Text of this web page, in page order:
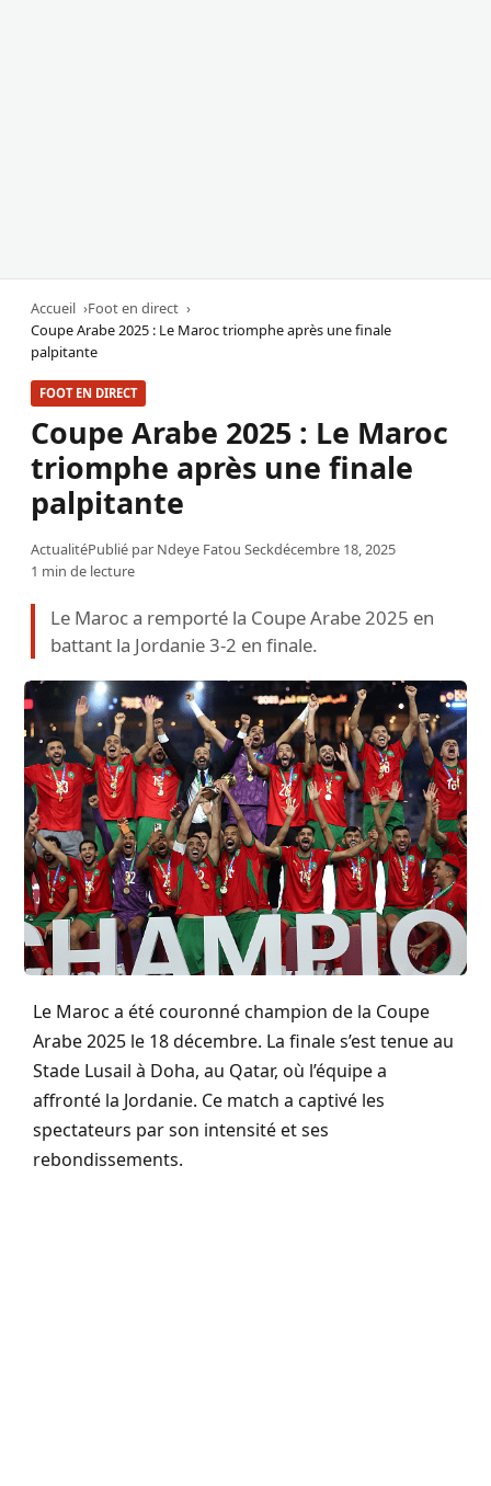
Accueil
Foot en direct
Coupe Arabe 2025 : Le Maroc triomphe après une finale
palpitante
FOOT EN DIRECT
Coupe Arabe 2025 : Le Maroc
triomphe après une finale
palpitante
ActualitéPublié par Ndeye Fatou Seckdécembre 18, 2025
1 min de lecture
Le Maroc a remporté la Coupe Arabe 2025 en
battant la Jordanie 3-2 en finale.
Le Maroc a été couronné champion de la Coupe
Arabe 2025 le 18 décembre. La finale s’est tenue au
Stade Lusail à Doha, au Qatar, où l’équipe a
affronté la Jordanie. Ce match a captivé les
spectateurs par son intensité et ses
rebondissements.